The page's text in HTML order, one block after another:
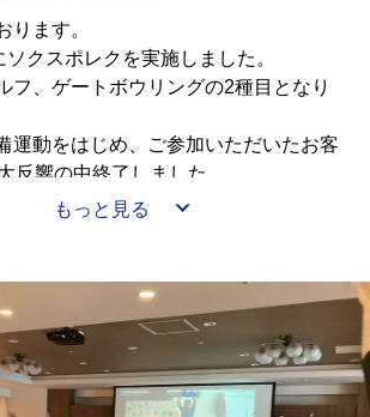
ります。
クスポレクを実施しました。
フ、ゲートボウリングの2種目となり
運動をはじめ、ご参加いただいたお客
反響の中終了しました。
耳が不自由な方、車いすの方様々な事
ります。
をご家族様にもお届ければと思いま
行 山﨑智浩（やまざき ちひろ）
もっと見る